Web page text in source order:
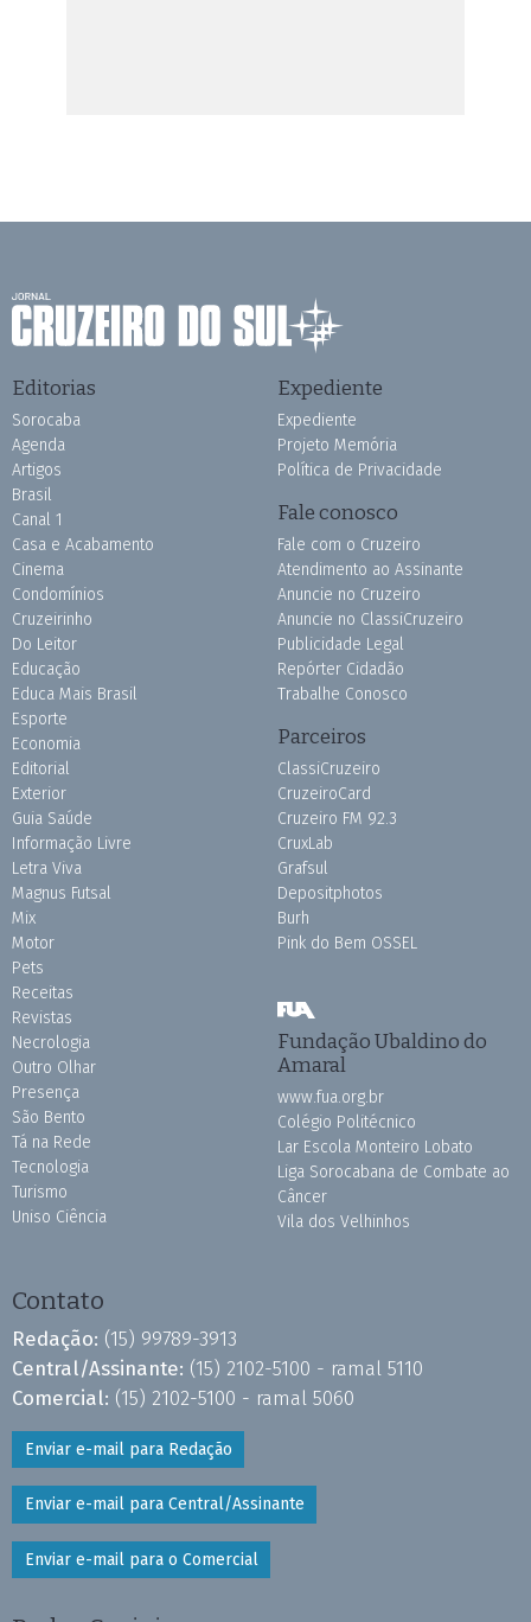
Editorias
Sorocaba
Agenda
Artigos
Brasil
Canal 1
Casa e Acabamento
Cinema
Condomínios
Cruzeirinho
Do Leitor
Educação
Educa Mais Brasil
Esporte
Economia
Editorial
Exterior
Guia Saúde
Informação Livre
Letra Viva
Magnus Futsal
Mix
Motor
Pets
Receitas
Revistas
Necrologia
Outro Olhar
Presença
São Bento
Tá na Rede
Tecnologia
Turismo
Uniso Ciência
Expediente
Expediente
Projeto Memória
Política de Privacidade
Fale conosco
Fale com o Cruzeiro
Atendimento ao Assinante
Anuncie no Cruzeiro
Anuncie no ClassiCruzeiro
Publicidade Legal
Repórter Cidadão
Trabalhe Conosco
Parceiros
ClassiCruzeiro
CruzeiroCard
Cruzeiro FM 92.3
CruxLab
Grafsul
Depositphotos
Burh
Pink do Bem OSSEL
Fundação Ubaldino do
Amaral
www.fua.org.br
Colégio Politécnico
Lar Escola Monteiro Lobato
Liga Sorocabana de Combate ao
Câncer
Vila dos Velhinhos
Contato
Redação: (15) 99789-3913
Central/Assinante: (15) 2102-5100 - ramal 5110
Comercial: (15) 2102-5100 - ramal 5060
Enviar e-mail para Redação
Enviar e-mail para Central/Assinante
Enviar e-mail para o Comercial